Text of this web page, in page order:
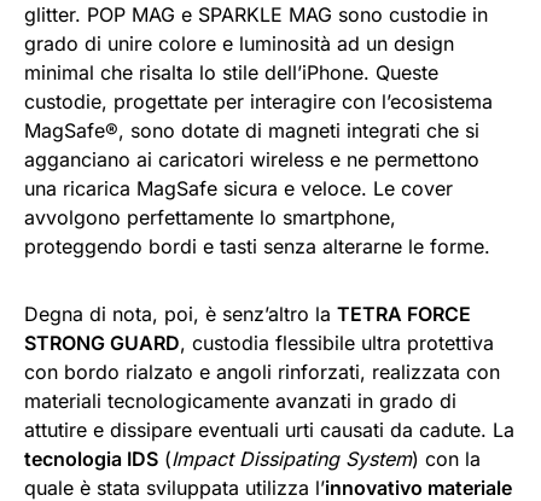
glitter. POP MAG e SPARKLE MAG sono custodie in
grado di unire colore e luminosità ad un design
minimal che risalta lo stile dell’iPhone. Queste
custodie, progettate per interagire con l’ecosistema
MagSafe®, sono dotate di magneti integrati che si
agganciano ai caricatori wireless e ne permettono
una ricarica MagSafe sicura e veloce. Le cover
avvolgono perfettamente lo smartphone,
proteggendo bordi e tasti senza alterarne le forme.
Degna di nota, poi, è senz’altro la TETRA FORCE
STRONG GUARD, custodia flessibile ultra protettiva
con bordo rialzato e angoli rinforzati, realizzata con
materiali tecnologicamente avanzati in grado di
attutire e dissipare eventuali urti causati da cadute. La
tecnologia IDS (Impact Dissipating System) con la
quale è stata sviluppata utilizza l’innovativo materiale